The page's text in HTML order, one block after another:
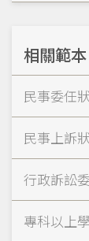
相關範本
民事委任
民事上訴
行政訴訟
專科以上